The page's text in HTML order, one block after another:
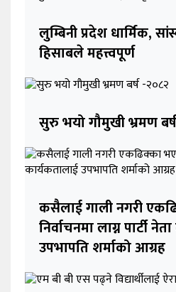
लुम्बिनी प्रदेश धार्मिक,
हिसाबले महत्त्वपूर्ण
सुरु भयो गौमुखी भ्रमण
कसैलाई गाली नगरी
निर्वाचनमा लाग्न पार्टी
उपभापति शर्माको आग्रह